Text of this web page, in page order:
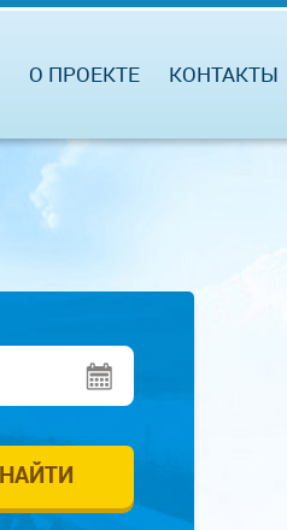
О ПРОЕКТЕ КОНТАКТЫ